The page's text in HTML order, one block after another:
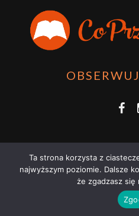
COPRZECZYTAĆ.PL 2021 | STRONA
Ta strona korzysta z
najwyższym poziomie. Dalsze
że zgadzasz się